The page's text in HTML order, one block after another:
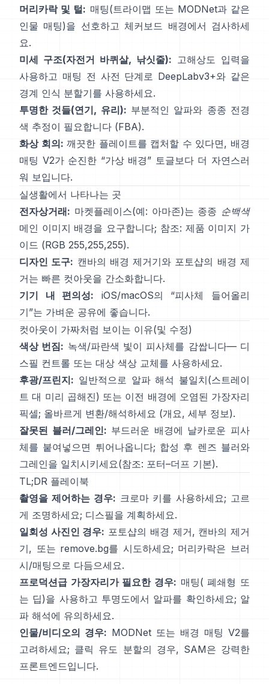
머리카락 및 털: 매팅(트라이맵 또는 MODNet과 같은
인물 매팅)을 선호하고 체커보드 배경에서 검사하세
요.
미세 구조(자전거 바퀴살, 낚싯줄): 고해상도 입력을
사용하고 매팅 전 사전 단계로 DeepLabv3+와 같은
경계 인식 분할기를 사용하세요.
투명한 것들(연기, 유리): 부분적인 알파와 종종 전경
색 추정이 필요합니다 (FBA).
화상 회의: 깨끗한 플레이트를 캡처할 수 있다면, 배경
매팅 V2가 순진한 “가상 배경” 토글보다 더 자연스러
워 보입니다.
실생활에서 나타나는 곳
전자상거래: 마켓플레이스(예: 아마존)는 종종 순백색
메인 이미지 배경을 요구합니다; 참조: 제품 이미지 가
이드 (RGB 255,255,255).
디자인 도구: 캔바의 배경 제거기와 포토샵의 배경 제
거는 빠른 컷아웃을 간소화합니다.
기기 내 편의성: iOS/macOS의 “피사체 들어올리
기”는 가벼운 공유에 좋습니다.
컷아웃이 가짜처럼 보이는 이유(및 수정)
색상 번짐: 녹색/파란색 빛이 피사체를 감쌉니다— 디
스필 컨트롤 또는 대상 색상 교체를 사용하세요.
후광/프린지: 일반적으로 알파 해석 불일치(스트레이
트 대 미리 곱해진) 또는 이전 배경에 오염된 가장자리
픽셀; 올바르게 변환/해석하세요 (개요, 세부 정보).
잘못된 블러/그레인: 부드러운 배경에 날카로운 피사
체를 붙여넣으면 튀어나옵니다; 합성 후 렌즈 블러와
그레인을 일치시키세요(참조: 포터–더프 기본).
TL;DR 플레이북
촬영을 제어하는 경우: 크로마 키를 사용하세요; 고르
게 조명하세요; 디스필을 계획하세요.
일회성 사진인 경우: 포토샵의 배경 제거, 캔바의 제거
기, 또는 remove.bg를 시도하세요; 머리카락은 브러
시/매팅으로 다듬으세요.
프로덕션급 가장자리가 필요한 경우: 매팅(폐쇄형 또
는 딥)을 사용하고 투명도에서 알파를 확인하세요; 알
파 해석에 유의하세요.
인물/비디오의 경우: MODNet 또는 배경 매팅 V2를
고려하세요; 클릭 유도 분할의 경우, SAM은 강력한
프론트엔드입니다.